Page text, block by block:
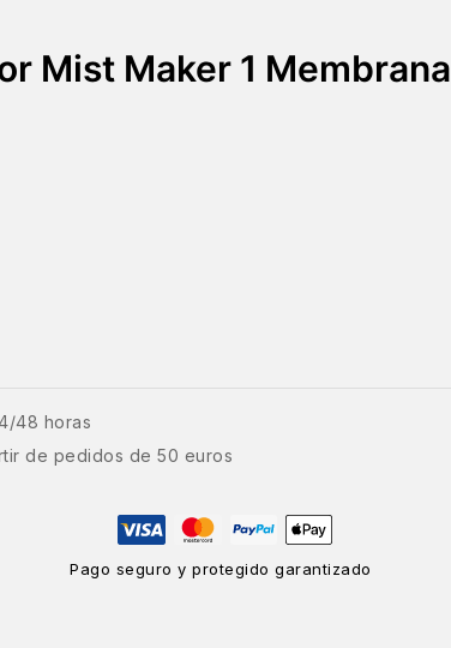
Mist Maker 1 Membrana
48 horas
de pedidos de 50 euros
Pago seguro y protegido garantizado